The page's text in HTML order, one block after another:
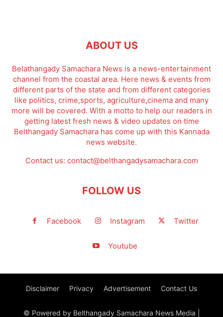
ABOUT US
Belathangady Samachara News is a news-entertainment
channel from the coastal area. Here news & events from
different parts of the state and from different categories
like politics, crime,sports, agriculture,cinema and many
more will be covered. With a motto to help our readers in
getting latest fresh news & video updates on time
Belthangady Samachara has come up with this Kannada
news website.
Contact us: contact@belthangadysamachara.com
FOLLOW US
Facebook Instagram Twitter
Youtube
Disclaimer Privacy Advertisement Contact Us
© Powered by Belthangady Samachara News Media |